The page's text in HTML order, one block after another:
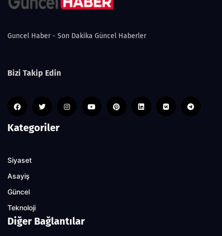
Guncel Haber - Son Dakika Güncel Haberler
Bizi Takip Edin
Kategoriler
Siyaset
Asayiş
Güncel
Teknoloji
Diğer Bağlantılar